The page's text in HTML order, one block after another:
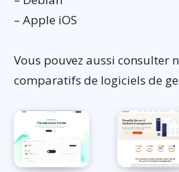
– Apple iOS
Vous pouvez aussi consulter
comparatifs de logiciels de